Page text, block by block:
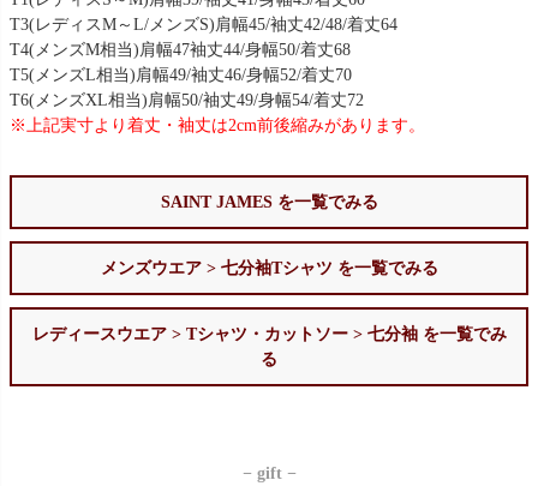
T3(レディスM～L/メンズS)肩幅45/袖丈42/48/着丈64
T4(メンズM相当)肩幅47袖丈44/身幅50/着丈68
T5(メンズL相当)肩幅49/袖丈46/身幅52/着丈70
T6(メンズXL相当)肩幅50/袖丈49/身幅54/着丈72
※上記実寸より着丈・袖丈は2cm前後縮みがあります。
SAINT JAMES を一覧でみる
メンズウエア > 七分袖Tシャツ を一覧でみる
レディースウエア > Tシャツ・カットソー > 七分袖 を一覧でみ
る
− gift −